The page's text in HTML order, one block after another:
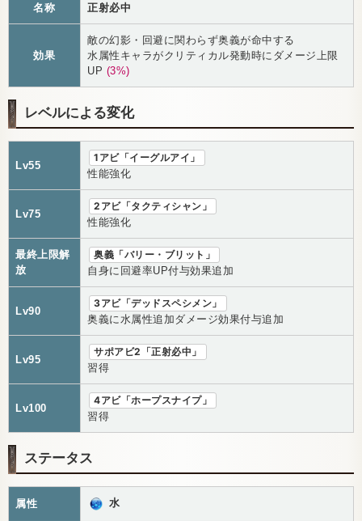
名称 正射必中
効果
敵の幻影・回避に関わらず奥義が命中する
水属性キャラがクリティカル発動時にダメージ上限
UP (3%)
レベルによる変化
Lv55
1アビ「イーグルアイ」
性能強化
Lv75
2アビ「タクティシャン」
性能強化
最終上限解
放
奥義「バリー・ブリット」
自身に回避率UP付与効果追加
Lv90
3アビ「デッドスペシメン」
奥義に水属性追加ダメージ効果付与追加
Lv95
サポアビ2「正射必中」
習得
Lv100
4アビ「ホープスナイプ」
習得
ステータス
属性 水